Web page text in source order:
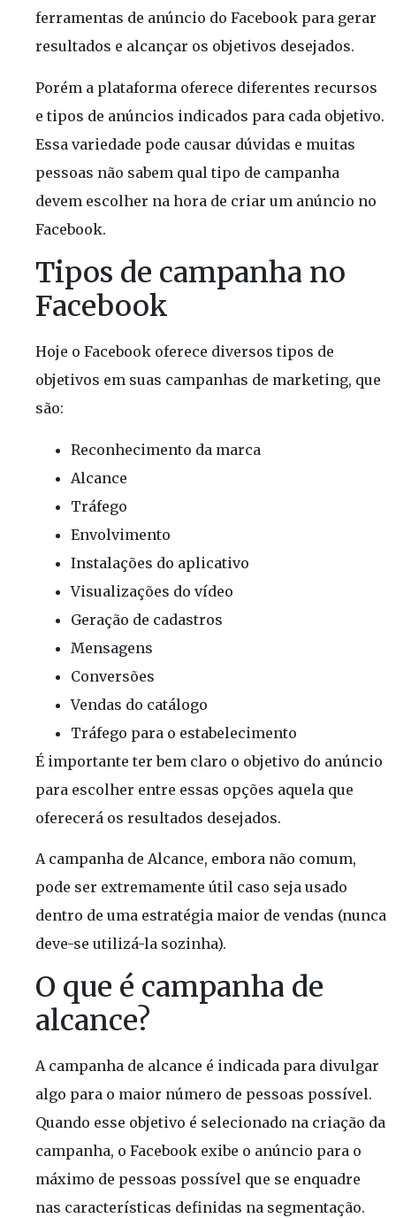
ferramentas de anúncio do Facebook para gerar
resultados e alcançar os objetivos desejados.
Porém a plataforma oferece diferentes recursos
e tipos de anúncios indicados para cada objetivo.
Essa variedade pode causar dúvidas e muitas
pessoas não sabem qual tipo de campanha
devem escolher na hora de criar um anúncio no
Facebook.
Tipos de campanha no
Facebook
Hoje o Facebook oferece diversos tipos de
objetivos em suas campanhas de marketing, que
são:
Reconhecimento da marca
Alcance
Tráfego
Envolvimento
Instalações do aplicativo
Visualizações do vídeo
Geração de cadastros
Mensagens
Conversões
Vendas do catálogo
Tráfego para o estabelecimento
É importante ter bem claro o objetivo do anúncio
para escolher entre essas opções aquela que
oferecerá os resultados desejados.
A campanha de Alcance, embora não comum,
pode ser extremamente útil caso seja usado
dentro de uma estratégia maior de vendas (nunca
deve-se utilizá-la sozinha).
O que é campanha de
alcance?
A campanha de alcance é indicada para divulgar
algo para o maior número de pessoas possível.
Quando esse objetivo é selecionado na criação da
campanha, o Facebook exibe o anúncio para o
máximo de pessoas possível que se enquadre
nas características definidas na segmentação.